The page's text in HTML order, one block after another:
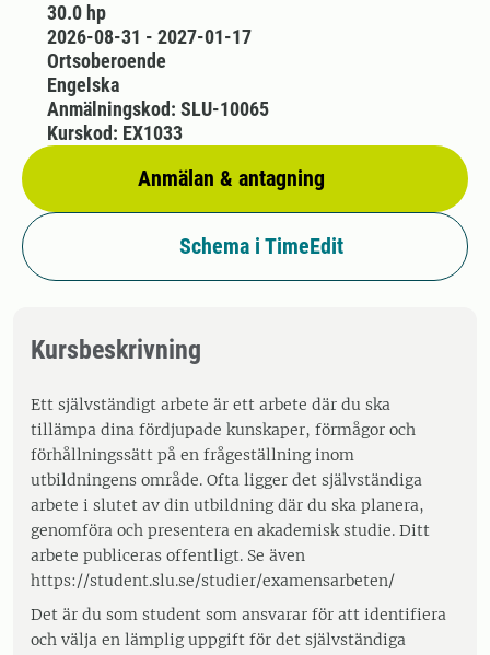
30.0 hp
2026-08-31 - 2027-01-17
Ortsoberoende
Engelska
Anmälan & antagning
Anmälningskod: SLU-10065
Kurskod: EX1033
Schema i TimeEdit
Kursbeskrivning
Ett självständigt arbete är ett arbete där du ska
tillämpa dina fördjupade kunskaper, förmågor och
förhållningssätt på en frågeställning inom
utbildningens område. Ofta ligger det självständiga
arbete i slutet av din utbildning där du ska planera,
genomföra och presentera en akademisk studie. Ditt
arbete publiceras offentligt. Se även
https://student.slu.se/studier/examensarbeten/
Det är du som student som ansvarar för att identifiera
och välja en lämplig uppgift för det självständiga